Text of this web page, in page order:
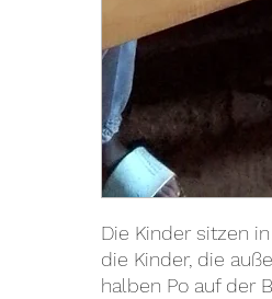
Die Kinder sitzen
die Kinder, die
halben Po auf der